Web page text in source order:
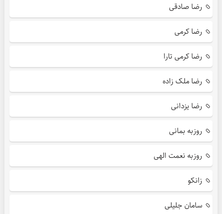
رضا صادقی
رضا کرمی
رضا کرمی تارا
رضا ملک زاده
رضا یزدانی
روزبه بمانی
روزبه نعمت الهی
زانکو
سامان جلیلی